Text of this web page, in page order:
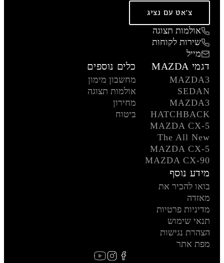
צ'אט עם נציג
אולמות תצוגה
שירות לקוחות
מייל
דגמי MAZDA
MAZDA3
SEDAN
MAZDA3
HATCHBACK
MAZDA CX-5
The All New
MAZDA CX-5
MAZDA CX-90
כלים נוספים
מחשבון מימון
אולמות תצוגה
מחירון
ביטוח
מידע נוסף
בואו להכיר את
מאזדה
מדיניות פרטיות
תנאי שימוש
הצהרת נגישות
מפת אתר